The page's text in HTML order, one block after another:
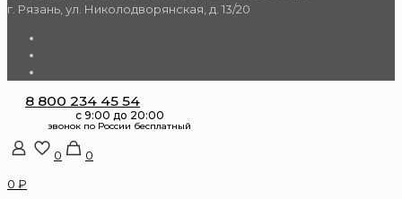
г. Рязань, ул. Николодворянская, д. 13/20
8 800 234 45 54
0
0
0 ₽